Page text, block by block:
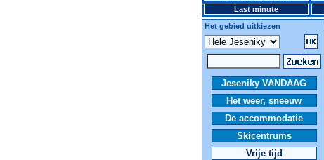
Last minute
Het gebied uitkiezen
Jeseniky VANDAAG
Het weer, sneeuw
De accommodatie
Skicentrums
Vrije tijd